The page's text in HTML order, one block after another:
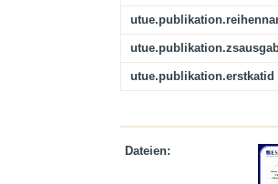
utue.publikation.erstkatid
Dateien: